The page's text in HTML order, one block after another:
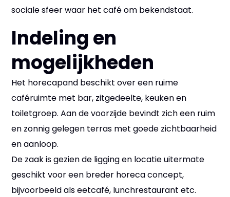
sociale sfeer waar het café om bekendstaat.
Indeling en
mogelijkheden
Het horecapand beschikt over een ruime
caféruimte met bar, zitgedeelte, keuken en
toiletgroep. Aan de voorzijde bevindt zich een ruim
en zonnig gelegen terras met goede zichtbaarheid
en aanloop.
De zaak is gezien de ligging en locatie uitermate
geschikt voor een breder horeca concept,
bijvoorbeeld als eetcafé, lunchrestaurant etc.